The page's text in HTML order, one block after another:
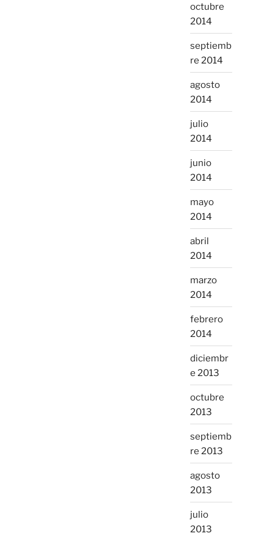
octubre
2014
septiemb
re 2014
agosto
2014
julio
2014
junio
2014
mayo
2014
abril
2014
marzo
2014
febrero
2014
diciembr
e 2013
octubre
2013
septiemb
re 2013
agosto
2013
julio
2013